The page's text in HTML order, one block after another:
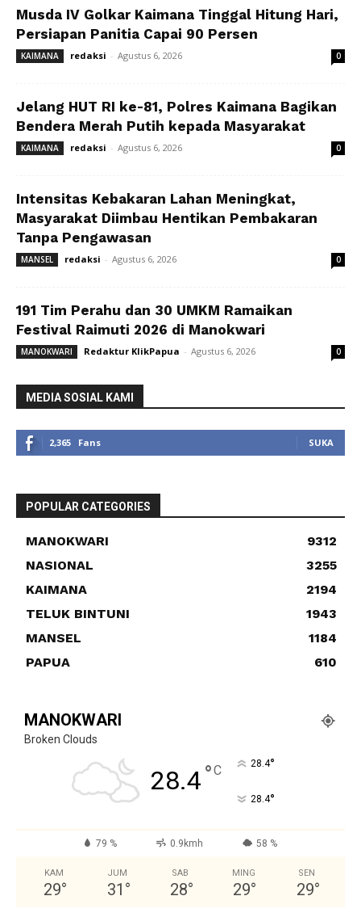
Musda IV Golkar Kaimana Tinggal Hitung Hari,
Persiapan Panitia Capai 90 Persen
KAIMANA redaksi - Agustus 6, 2026 0
Jelang HUT RI ke-81, Polres Kaimana Bagikan
Bendera Merah Putih kepada Masyarakat
KAIMANA redaksi - Agustus 6, 2026 0
Intensitas Kebakaran Lahan Meningkat,
Masyarakat Diimbau Hentikan Pembakaran
Tanpa Pengawasan
MANSEL redaksi - Agustus 6, 2026 0
191 Tim Perahu dan 30 UMKM Ramaikan
Festival Raimuti 2026 di Manokwari
MANOKWARI Redaktur KlikPapua - Agustus 6, 2026 0
MEDIA SOSIAL KAMI
2,365 Fans SUKA
POPULAR CATEGORIES
MANOKWARI
9312
NASIONAL
3255
KAIMANA
2194
TELUK BINTUNI
1943
MANSEL
1184
PAPUA
610
MANOKWARI
Broken Clouds
28.4°C 28.4°
28.4°
79 % 0.9kmh 58 %
KAM
29°
JUM
31 °
SAB
28°
MING
29°
SEN
29°